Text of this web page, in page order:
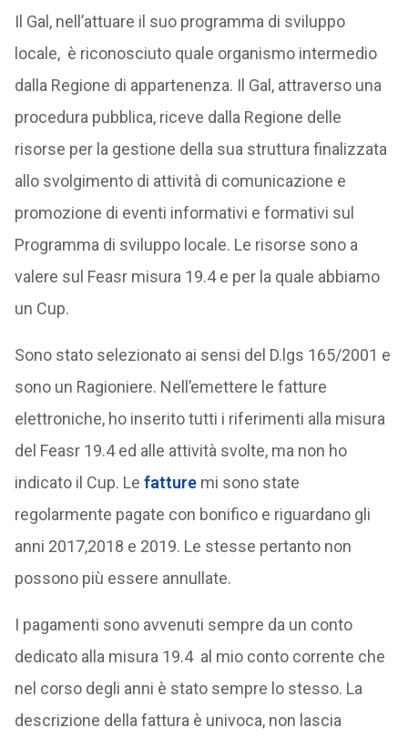
Il Gal, nell’attuare il suo programma di sviluppo
locale, è riconosciuto quale organismo intermedio
dalla Regione di appartenenza. Il Gal, attraverso una
procedura pubblica, riceve dalla Regione delle
risorse per la gestione della sua struttura finalizzata
allo svolgimento di attività di comunicazione e
promozione di eventi informativi e formativi sul
Programma di sviluppo locale. Le risorse sono a
valere sul Feasr misura 19.4 e per la quale abbiamo
un Cup.
Sono stato selezionato ai sensi del D.lgs 165/2001 e
sono un Ragioniere. Nell’emettere le fatture
elettroniche, ho inserito tutti i riferimenti alla misura
del Feasr 19.4 ed alle attività svolte, ma non ho
indicato il Cup. Le fatturemi sono state
regolarmente pagate con bonifico e riguardano gli
anni 2017,2018 e 2019. Le stesse pertanto non
possono più essere annullate.
I pagamenti sono avvenuti sempre da un conto
dedicato alla misura 19.4 al mio conto corrente che
nel corso degli anni è stato sempre lo stesso. La
descrizione della fattura è univoca, non lascia